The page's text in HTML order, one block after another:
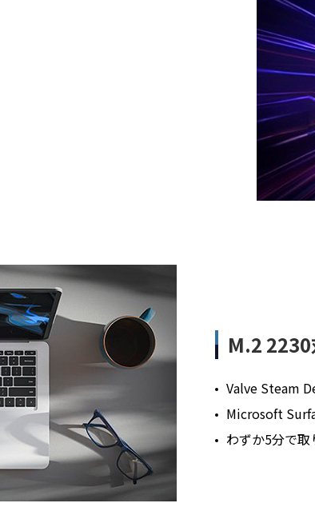
M.2
Valve Steam
Microsoft
わずか5分で